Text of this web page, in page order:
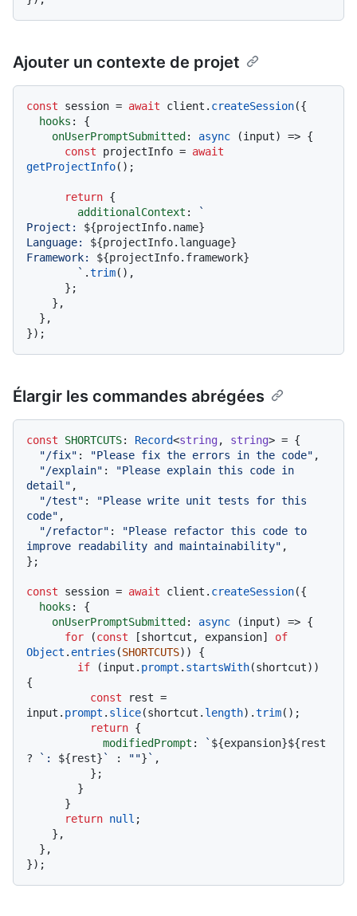
Ajouter un contexte de projet
const session = await client. createSession({
hooks : {
onUserPromptSubmitted : async (input) => {
const projectInfo = await
getProjectInfo();
return {
additionalContext :
`
Project: ${projectInfo.name}
Language: ${projectInfo.language}
Framework: ${projectInfo.framework}
        `
.trim(),
Élargir les commandes abrégées
const SHORTCUTS: Record<string, string> = {
"/fix" : "Please fix the errors in the code" ,
"/explain" :
"Please explain this code in
detail" ,
"/test" :
"Please write unit tests for this
code" ,
"/refactor" :
"Please refactor this code to
improve readability and maintainability" ,
};
const session = await client. createSession({
hooks : {
onUserPromptSubmitted : async (input) => {
for (const [shortcut, expansion] of
Object . entries (SHORTCUTS)) {
if (input. prompt . startsWith(shortcut))
{
const rest =
input. prompt . slice(shortcut. length).trim();
return {
modifiedPrompt : ` ${expansion}${rest
?
`: ${rest} ` : ""} ` ,
return null ;